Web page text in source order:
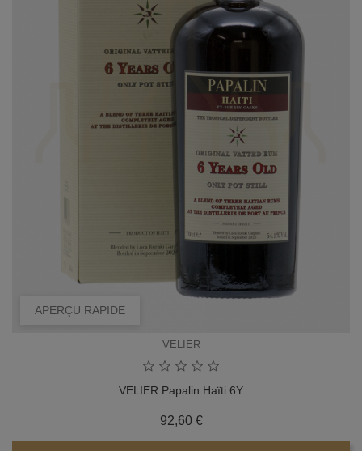
APERÇU RAPIDE
VELIER
VELIER Papalin Haïti 6Y
92,60 €Prix